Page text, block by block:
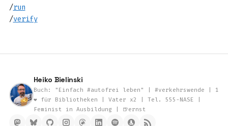
/run
/verify
Heiko Bielinski
Buch: "Einfach #autofrei leben" | #verkehrswende | 1
❤️ für Bibliotheken | Vater x2 | Tel. 555-NASE |
Feminist in Ausbildung | 🍺ernst